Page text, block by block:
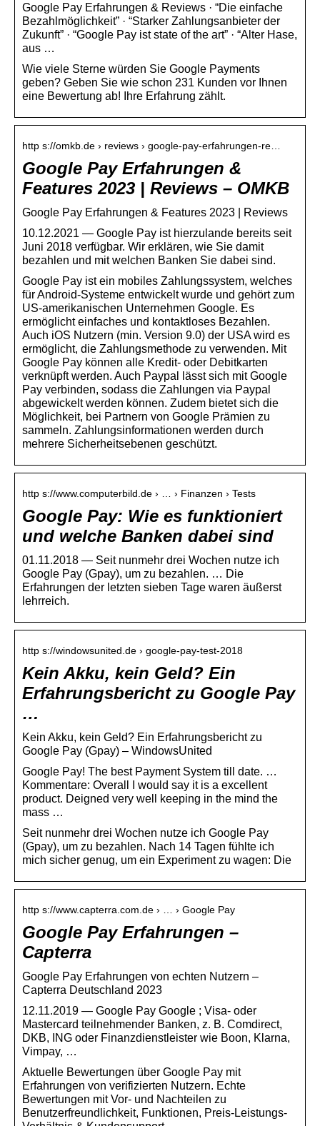
Google Pay Erfahrungen & Reviews · “Die einfache
Bezahlmöglichkeit” · “Starker Zahlungsanbieter der
Zukunft” · “Google Pay ist state of the art” · “Alter Hase,
aus …
Wie viele Sterne würden Sie Google Payments
geben? Geben Sie wie schon 231 Kunden vor Ihnen
eine Bewertung ab! Ihre Erfahrung zählt.
http s://omkb.de › reviews › google-pay-erfahrungen-re…
Google Pay Erfahrungen &
Features 2023 | Reviews – OMKB
Google Pay Erfahrungen & Features 2023 | Reviews
10.12.2021 — Google Pay ist hierzulande bereits seit
Juni 2018 verfügbar. Wir erklären, wie Sie damit
bezahlen und mit welchen Banken Sie dabei sind.
Google Pay ist ein mobiles Zahlungssystem, welches
für Android-Systeme entwickelt wurde und gehört zum
US-amerikanischen Unternehmen Google. Es
ermöglicht einfaches und kontaktloses Bezahlen.
Auch iOS Nutzern (min. Version 9.0) der USA wird es
ermöglicht, die Zahlungsmethode zu verwenden. Mit
Google Pay können alle Kredit- oder Debitkarten
verknüpft werden. Auch Paypal lässt sich mit Google
Pay verbinden, sodass die Zahlungen via Paypal
abgewickelt werden können. Zudem bietet sich die
Möglichkeit, bei Partnern von Google Prämien zu
sammeln. Zahlungsinformationen werden durch
mehrere Sicherheitsebenen geschützt.
http s://www.computerbild.de › … › Finanzen › Tests
Google Pay: Wie es funktioniert
und welche Banken dabei sind
01.11.2018 — Seit nunmehr drei Wochen nutze ich
Google Pay (Gpay), um zu bezahlen. … Die
Erfahrungen der letzten sieben Tage waren äußerst
lehrreich.
http s://windowsunited.de › google-pay-test-2018
Kein Akku, kein Geld? Ein
Erfahrungsbericht zu Google Pay
…
Kein Akku, kein Geld? Ein Erfahrungsbericht zu
Google Pay (Gpay) – WindowsUnited
Google Pay! The best Payment System till date. …
Kommentare: Overall I would say it is a excellent
product. Deigned very well keeping in the mind the
mass …
Seit nunmehr drei Wochen nutze ich Google Pay
(Gpay), um zu bezahlen. Nach 14 Tagen fühlte ich
mich sicher genug, um ein Experiment zu wagen: Die
http s://www.capterra.com.de › … › Google Pay
Google Pay Erfahrungen –
Capterra
Google Pay Erfahrungen von echten Nutzern –
Capterra Deutschland 2023
12.11.2019 — Google Pay Google ; Visa- oder
Mastercard teilnehmender Banken, z. B. Comdirect,
DKB, ING oder Finanzdienstleister wie Boon, Klarna,
Vimpay, …
Aktuelle Bewertungen über Google Pay mit
Erfahrungen von verifizierten Nutzern. Echte
Bewertungen mit Vor- und Nachteilen zu
Benutzerfreundlichkeit, Funktionen, Preis-Leistungs-